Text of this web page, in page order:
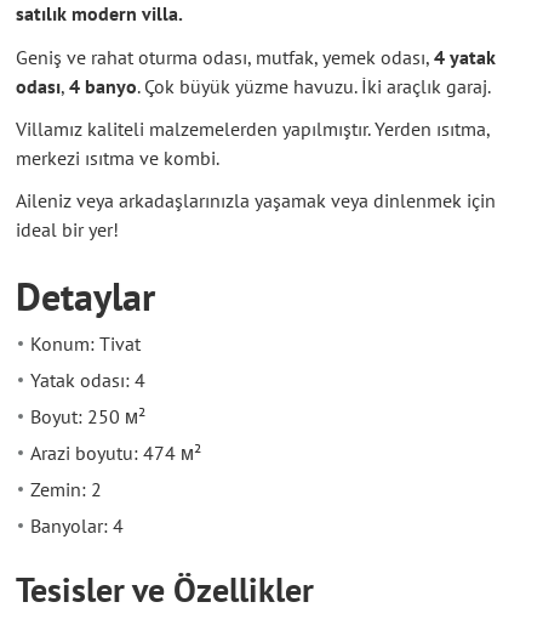
satılık modern villa.
Geniş ve rahat oturma odası, mutfak, yemek odası, 4 yatak
odası, 4 banyo. Çok büyük yüzme havuzu. İki araçlık garaj.
Villamız kaliteli malzemelerden yapılmıştır. Yerden ısıtma,
merkezi ısıtma ve kombi.
Aileniz veya arkadaşlarınızla yaşamak veya dinlenmek için
ideal bir yer!
Detaylar
Konum: Tivat
Yatak odası: 4
Boyut: 250 м²
Arazi boyutu: 474 м²
Zemin: 2
Banyolar: 4
Tesisler ve Özellikler